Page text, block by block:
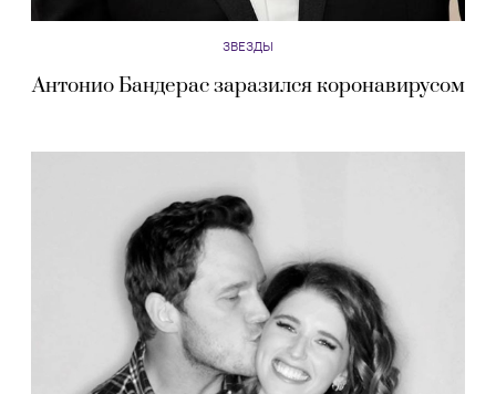
ЗВЕЗДЫ
Антонио Бандерас заразился коронавирусом